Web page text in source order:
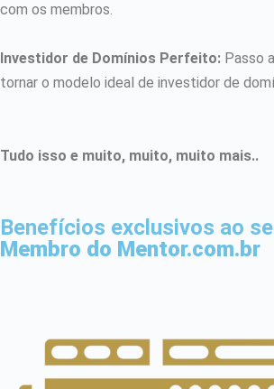
com os membros.
Investidor de Domínios Perfeito: Passo
tornar o modelo ideal de investidor de
Tudo isso e muito, muito, muito mais..
Benefícios exclusivos ao
Membro do Mentor.com.br